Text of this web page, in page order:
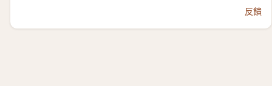
反饋